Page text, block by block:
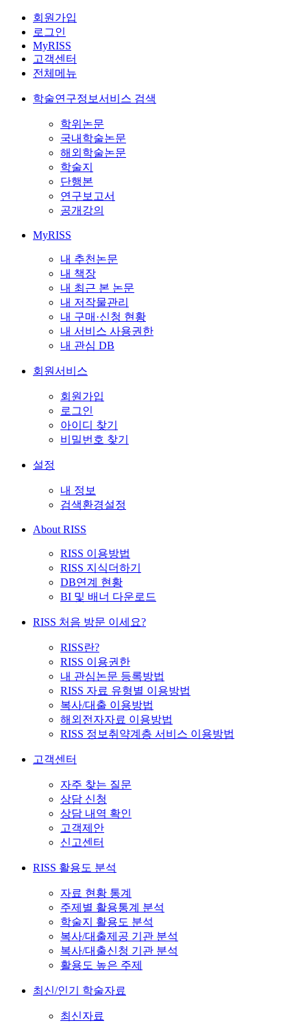
회원가입
로그인
MyRISS
고객센터
전체메뉴
학술연구정보서비스 검색
학위논문
국내학술논문
해외학술논문
학술지
단행본
연구보고서
공개강의
MyRISS
내 추천논문
내 책장
내 최근 본 논문
내 저작물관리
내 구매·신청 현황
내 서비스 사용권한
내 관심 DB
회원서비스
회원가입
로그인
아이디 찾기
비밀번호 찾기
설정
내 정보
검색환경설정
About RISS
RISS 이용방법
RISS 지식더하기
DB연계 현황
BI 및 배너 다운로드
RISS 처음 방문 이세요?
RISS란?
RISS 이용권한
내 관심논문 등록방법
RISS 자료 유형별 이용방법
복사/대출 이용방법
해외전자자료 이용방법
RISS 정보취약계층 서비스 이용방법
고객센터
자주 찾는 질문
상담 신청
상담 내역 확인
고객제안
신고센터
RISS 활용도 분석
자료 현황 통계
주제별 활용통계 분석
학술지 활용도 분석
복사/대출제공 기관 분석
복사/대출신청 기관 분석
활용도 높은 주제
최신/인기 학술자료
최신자료